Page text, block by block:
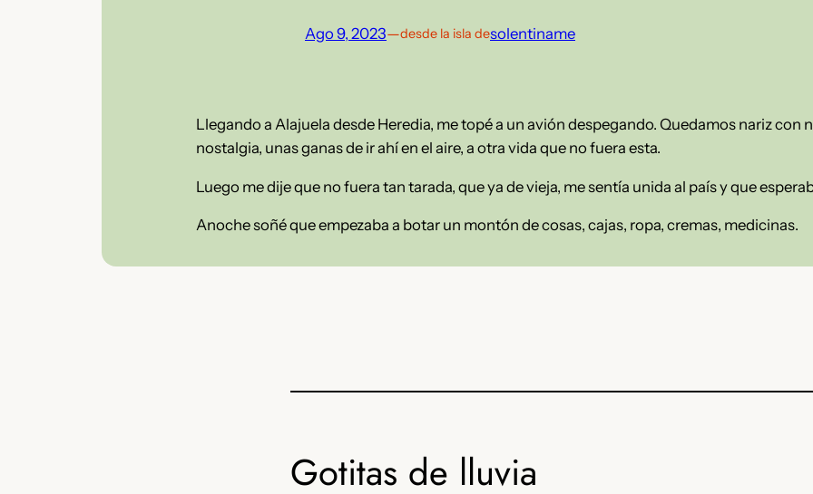
Ago 9, 2023—desde la isla desolentiname
Llegando a Alajuela desde Heredia, me topé a un avión despegando. Quedamos nariz con
nostalgia, unas ganas de ir ahí en el aire, a otra vida que no fuera esta.
Luego me dije que no fuera tan tarada, que ya de vieja, me sentía unida al país y que
Anoche soñé que empezaba a botar un montón de cosas, cajas, ropa, cremas, medicinas.
Gotitas de lluvia